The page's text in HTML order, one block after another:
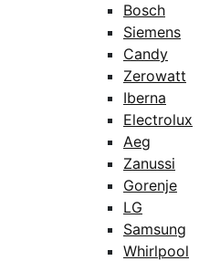
Bosch
Siemens
Candy
Zerowatt
Iberna
Electrolux
Aeg
Zanussi
Gorenje
LG
Samsung
Whirlpool